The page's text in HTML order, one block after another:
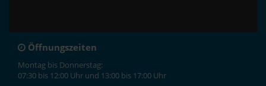
Öffnungszeiten
Montag bis Donnerstag:
07:30 bis 12:00 Uhr und 13:00 bis 17:00 Uhr